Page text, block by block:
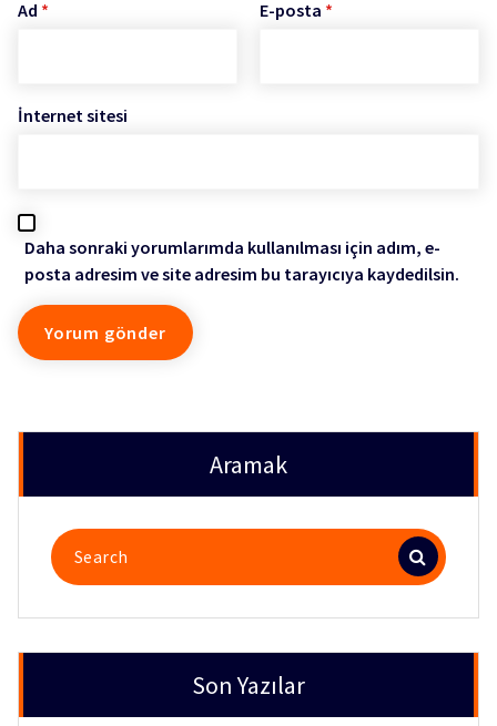
Ad * E-posta *
İnternet sitesi
Daha sonraki yorumlarımda kullanılması için adım, e-
posta adresim ve site adresim bu tarayıcıya kaydedilsin.
Aramak
Search
for:
Son Yazılar